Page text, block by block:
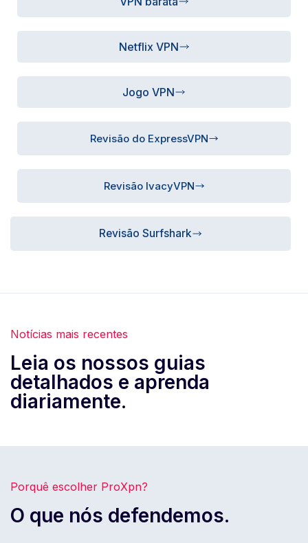
Netflix VPN
Jogo VPN
Revisão do ExpressVPN
Revisão IvacyVPN
Revisão Surfshark
Notícias mais recentes
Leia os nossos guias
detalhados e aprenda
diariamente.
Porquê escolher ProXpn?
O que nós defendemos.